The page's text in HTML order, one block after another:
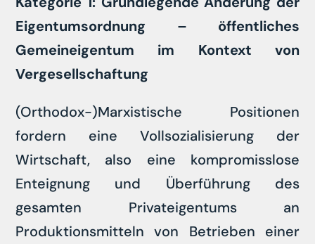
Eigentumsordnung – öffentliches
Gemeineigentum im Kontext von
Vergesellschaftung
(Orthodox-)Marxistische Positionen
fordern eine Vollsozialisierung der
Wirtschaft, also eine kompromisslose
Enteignung und Überführung des
gesamten Privateigentums an
Produktionsmitteln von Betrieben einer